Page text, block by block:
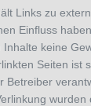
Links zu
Einfluss
keine
Seiten ist
Betreiber